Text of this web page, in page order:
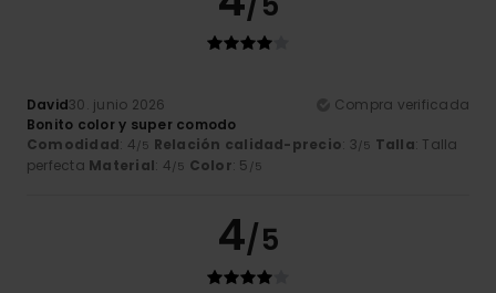
David30. junio 2026
Compra verificada
Bonito color y super comodo
Comodidad: 4/5 Relación calidad-precio: 3/5 Talla: Talla
perfecta Material: 4/5 Color: 5 /5
4/5